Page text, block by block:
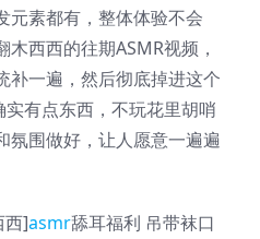
元素都有，整体体验不会
西西的往期ASMR视频，
补一遍，然后彻底掉进这个
有点东西，不玩花里胡哨
氛围做好，让人愿意一遍遍
西]asmr舔耳福利 吊带袜口